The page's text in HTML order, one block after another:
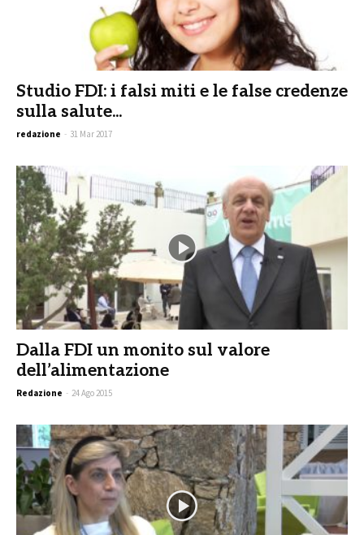
Studio FDI: i falsi miti e le false credenze
sulla salute...
redazione - 31 Mar 2017
Dalla FDI un monito sul valore
dell’alimentazione
Redazione - 24 Ago 2015